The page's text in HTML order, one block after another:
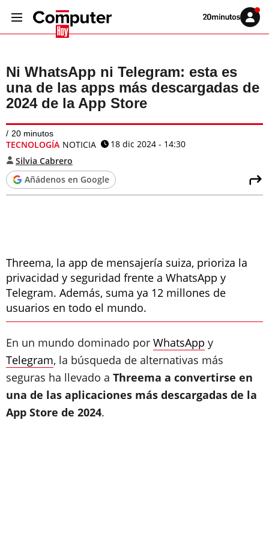
Volver
Iniciar
sesión
Ni WhatsApp ni Telegram: esta es
una de las apps más descargadas de
2024 de la App Store
20 minutos
TECNOLOGÍA NOTICIA
18 dic 2024 - 14:30
Silvia Cabrero
Añádenos en Google
Threema, la app de mensajería suiza, prioriza la
privacidad y seguridad frente a WhatsApp y
Telegram. Además, suma ya 12 millones de
usuarios en todo el mundo.
En un mundo dominado por WhatsApp y
Telegram, la búsqueda de alternativas más
seguras ha llevado a Threema a convertirse en
una de las aplicaciones más descargadas de la
App Store de 2024.